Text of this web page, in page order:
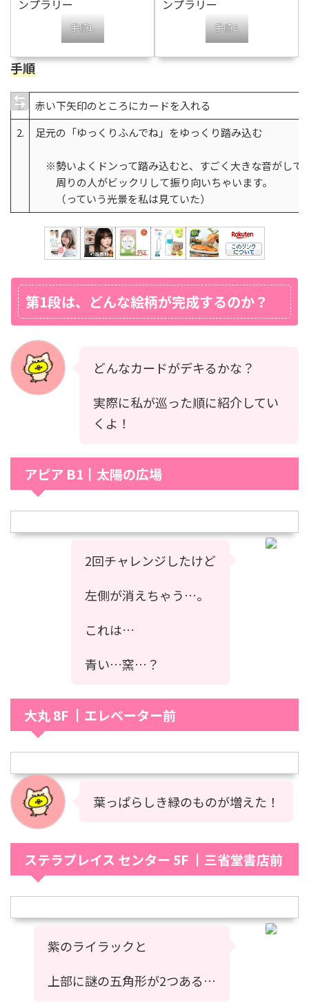
手順1. 手順2.
手順
1.
赤い下矢印のところにカードを入れる
2.
足元の「ゆっくりふんでね」をゆっくり踏み込む
※勢いよくドンって踏み込むと、すごく大きな音がして
周りの人がビックリして振り向いちゃいます。
（っていう光景を私は見ていた）
第1段は、どんな絵柄が完成するのか？
どんなカードがデキるかな？
実際に私が巡った順に紹介してい
くよ！
アピア B1┃太陽の広場
2回チャレンジしたけど
左側が消えちゃう…。
これは…
青い…窯…？
大丸 8F ┃エレベーター前
葉っぱらしき緑のものが増えた！
ステラプレイス センター 5F ┃三省堂書店前
紫のライラックと
上部に謎の五角形が2つある…